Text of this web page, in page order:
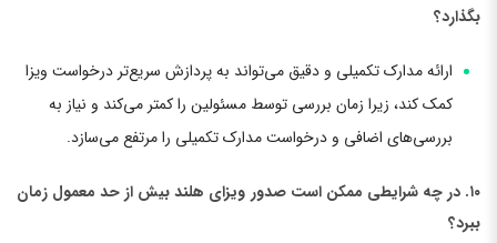
بگذارد؟
ارائه مدارک تکمیلی و دقیق می‌تواند به پردازش سریع‌تر درخواست ویزا
کمک کند، زیرا زمان بررسی توسط مسئولین را کمتر می‌کند و نیاز به
بررسی‌های اضافی و درخواست مدارک تکمیلی را مرتفع می‌سازد.
۱۰. در چه شرایطی ممکن است صدور ویزای هلند بیش از حد معمول زمان
ببرد؟